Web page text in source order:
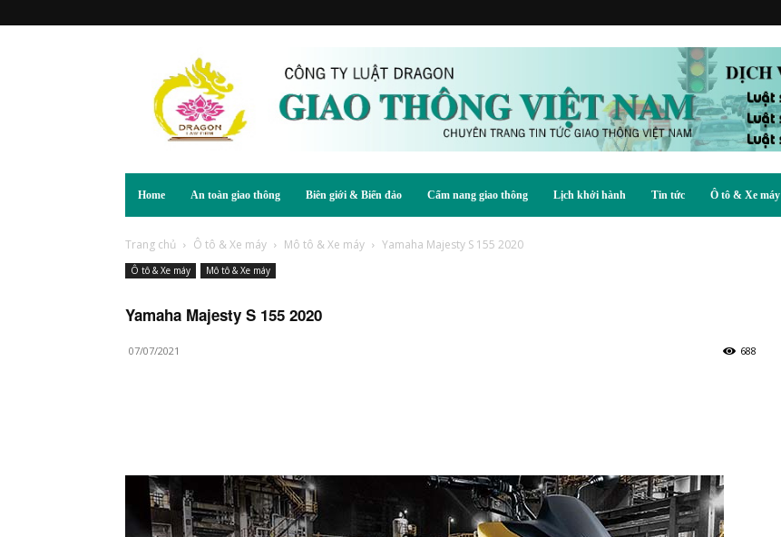
Home An toàn giao thông Biên giới & Biển đảo Cẩm nang giao thông Lịch khởi hành Tin tức Ô tô & Xe máy
Trang chủ Ô tô & Xe máy Mô tô & Xe máy Yamaha Majesty S 155 2020
Ô tô & Xe máy Mô tô & Xe máy
Yamaha Majesty S 155 2020
07/07/2021 688